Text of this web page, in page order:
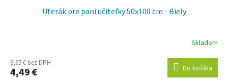
Uterák pre pani učiteľky 50x100 cm - Biely
Skladom
3,65 € bez DPH
4,49 € Do košíka